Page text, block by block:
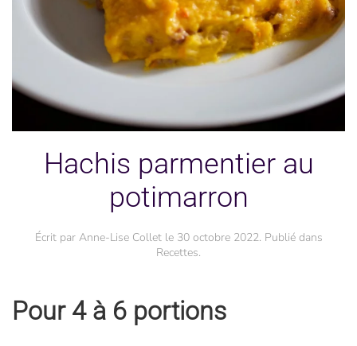
Hachis parmentier au
potimarron
Écrit par Anne-Lise Colletle 30 octobre 2022. Publié dans
Recettes.
Pour 4 à 6 portions